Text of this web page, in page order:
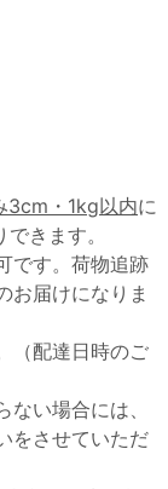
・1kg以内に
きます。
です。荷物追跡
お届けになりま
（配達日時のご
い場合には、
をさせていただ